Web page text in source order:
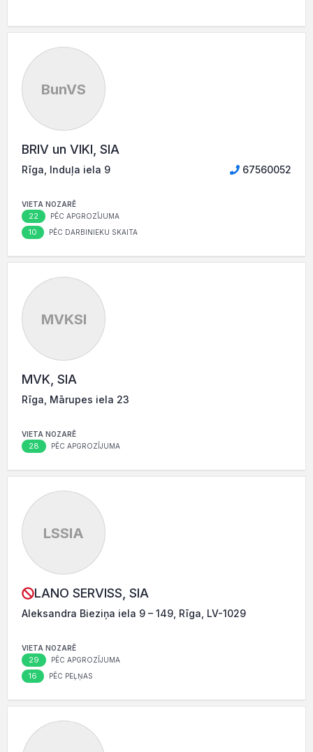
BunVS
BRIV un VIKI, SIA
Rīga, Induļa iela 9 67560052
VIETA NOZARĒ
22 PĒC APGROZĪJUMA
10 PĒC DARBINIEKU SKAITA
MVKSI
MVK, SIA
Rīga, Mārupes iela 23
VIETA NOZARĒ
28 PĒC APGROZĪJUMA
LSSIA
LANO SERVISS, SIA
Aleksandra Bieziņa iela 9 – 149, Rīga, LV-1029
VIETA NOZARĒ
29 PĒC APGROZĪJUMA
16 PĒC PEĻŅAS